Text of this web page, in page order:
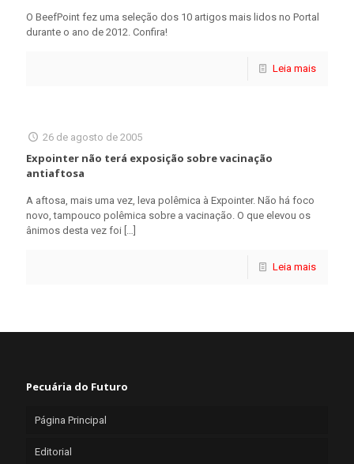
O BeefPoint fez uma seleção dos 10 artigos mais lidos no Portal
durante o ano de 2012. Confira!
Leia mais
26 de agosto de 2005
Expointer não terá exposição sobre vacinação
antiaftosa
A aftosa, mais uma vez, leva polêmica à Expointer. Não há foco
novo, tampouco polêmica sobre a vacinação. O que elevou os
ânimos desta vez foi […]
Leia mais
Pecuária do Futuro
Página Principal
Editorial